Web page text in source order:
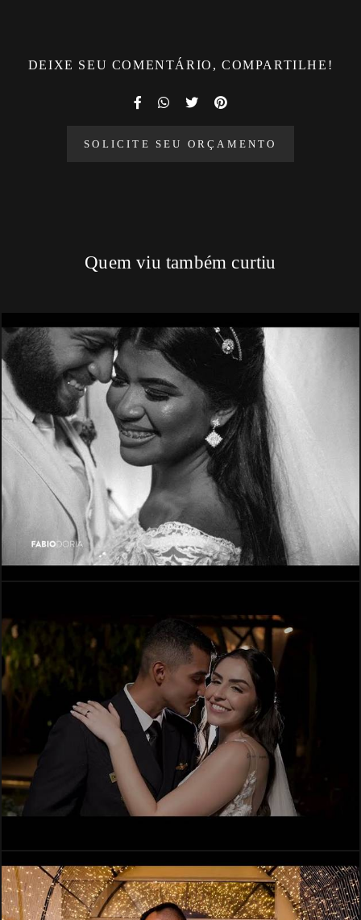
DEIXE SEU COMENTÁRIO, COMPARTILHE!
SOLICITE SEU ORÇAMENTO
Quem viu também curtiu